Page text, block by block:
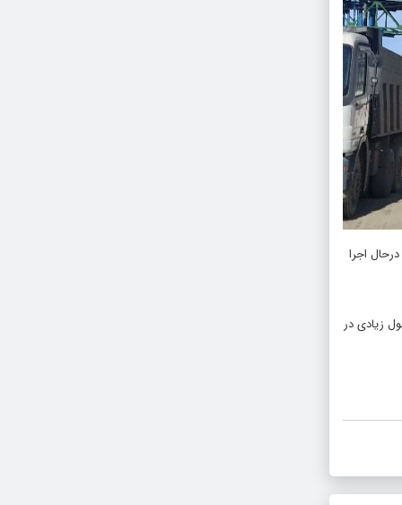
مربع زیربنا در سه طبقه درحال اجرا
زیادی در